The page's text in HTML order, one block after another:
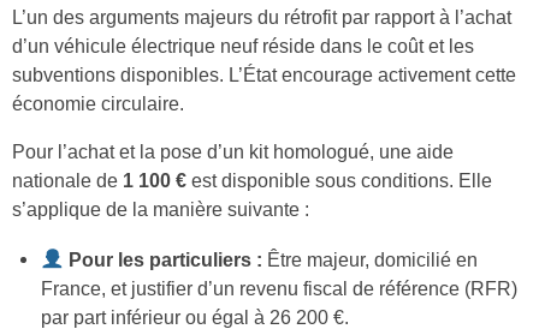
L’un des arguments majeurs du rétrofit par rapport à l’achat
d’un véhicule électrique neuf réside dans le coût et les
subventions disponibles. L’État encourage activement cette
économie circulaire.
Pour l’achat et la pose d’un kit homologué, une aide
nationale de 1 100 € est disponible sous conditions. Elle
s’applique de la manière suivante :
Pour les particuliers : Être majeur, domicilié en
France, et justifier d’un revenu fiscal de référence (RFR)
par part inférieur ou égal à 26 200 €.